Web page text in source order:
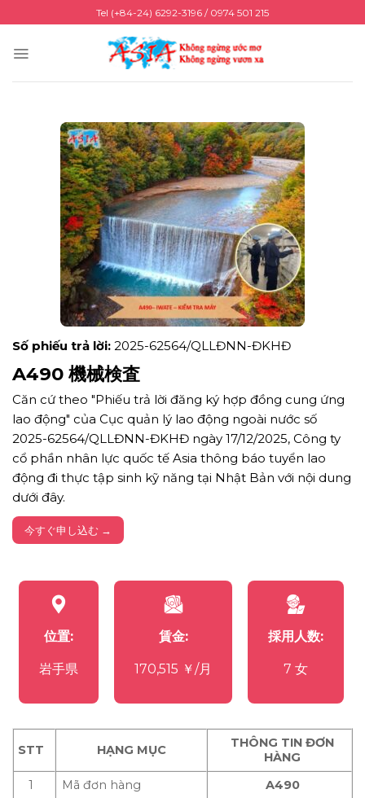
to
content
Tel (+84-24) 6292-3196 / 0974 501 215
Số phiếu trả lời: 2025-62564/QLLĐNN-ĐKHĐ
A490 機械検査
Căn cứ theo "Phiếu trả lời đăng ký hợp đồng cung ứng
lao động" của Cục quản lý lao động ngoài nước số
2025-62564/QLLĐNN-ĐKHĐ ngày 17/12/2025, Công ty
cổ phần nhân lực quốc tế Asia thông báo tuyển lao
động đi thực tập sinh kỹ năng tại Nhật Bản với nội dung
dưới đây.
今すぐ申し込む →
位置:
岩手県
賃金:
170,515 ￥/月
採用人数:
7 女
STT HẠNG MỤC
THÔNG TIN ĐƠN
HÀNG
1
Mã đơn hàng
A490